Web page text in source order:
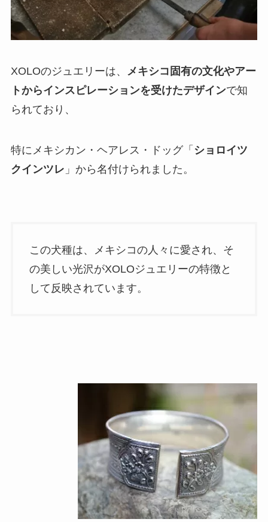
XOLOのジュエリーは、 メキシコ固有の文化やアー
トからインスピレーションを受けたデザインで知
られており、
特にメキシカン・ヘアレス・ドッグ「 ショロイツ
クインツレ 」から名付けられました。
この犬種は、メキシコの人々に愛され、そ
の美しい光沢がXOLOジュエリーの特徴と
して反映されています。